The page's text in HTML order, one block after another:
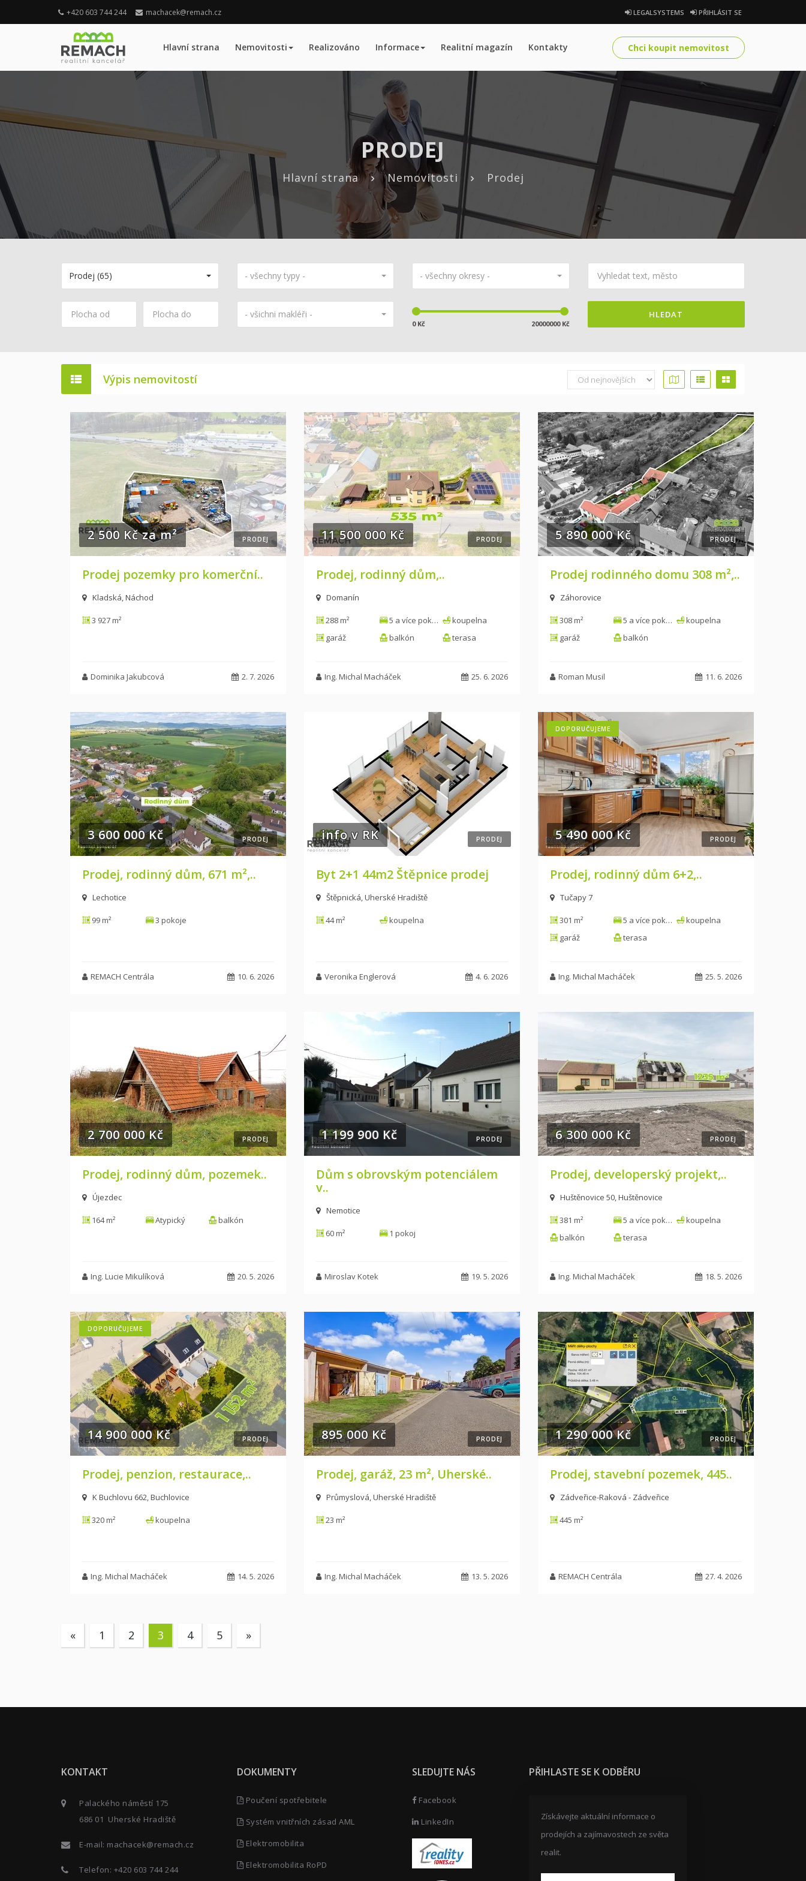
+420 603 744 244 machacek@remach.cz LEGALSYSTEMS PŘIHLÁSIT SE
Hlavní strana Nemovitosti Realizováno Informace Realitní magazín Kontakty Chci koupit nemovitost
PRODEJ
Hlavní strana Nemovitosti Prodej
Prodej (65) - všechny typy - - všechny okresy -
- všichni makléři -
0 Kč 20000000 Kč
HLEDAT
Výpis nemovitostí
PRODEJ
2 500 Kč za m²
Prodej pozemky pro komerční..
Kladská, Náchod
3 927 m²
Dominika Jakubcová 2. 7. 2026
PRODEJ
11 500 000 Kč
Prodej, rodinný dům,..
Domanín
288 m² 5 a více pokojů
koupelna
garáž
balkón terasa
Ing. Michal Macháček 25. 6. 2026
PRODEJ
5 890 000 Kč
Prodej rodinného domu 308 m²,..
Záhorovice
308 m² 5 a více pokojů
koupelna
garáž
balkón
Roman Musil 11. 6. 2026
PRODEJ
3 600 000 Kč
Prodej, rodinný dům, 671 m²,..
Lechotice
99 m² 3 pokoje
REMACH Centrála 10. 6. 2026
PRODEJ
info v RK
Byt 2+1 44m2 Štěpnice prodej
Štěpnická, Uherské Hradiště
44 m² koupelna
Veronika Englerová 4. 6. 2026
DOPORUČUJEME
PRODEJ
5 490 000 Kč
Prodej, rodinný dům 6+2,..
Tučapy 7
301 m² 5 a více pokojů
koupelna
garáž
terasa
Ing. Michal Macháček 25. 5. 2026
PRODEJ
2 700 000 Kč
Prodej, rodinný dům, pozemek..
Újezdec
164 m² Atypický balkón
Ing. Lucie Mikulíková 20. 5. 2026
PRODEJ
1 199 900 Kč
Dům s obrovským potenciálem
v..
Nemotice
60 m² 1 pokoj
Miroslav Kotek 19. 5. 2026
PRODEJ
6 300 000 Kč
Prodej, developerský projekt,..
Huštěnovice 50, Huštěnovice
381 m² 5 a více pokojů
koupelna
balkón
terasa
Ing. Michal Macháček 18. 5. 2026
DOPORUČUJEME
PRODEJ
14 900 000 Kč
Prodej, penzion, restaurace,..
K Buchlovu 662, Buchlovice
320 m² koupelna
Ing. Michal Macháček 14. 5. 2026
PRODEJ
895 000 Kč
Prodej, garáž, 23 m², Uherské..
Průmyslová, Uherské Hradiště
23 m²
Ing. Michal Macháček 13. 5. 2026
PRODEJ
1 290 000 Kč
Prodej, stavební pozemek, 445..
Zádveřice-Raková - Zádveřice
445 m²
REMACH Centrála 27. 4. 2026
« 1 2 3 4 5 »
KONTAKT
Palackého náměstí 175
686 01 Uherské Hradiště
E-mail: machacek@remach.cz
Telefon: +420 603 744 244
DOKUMENTY
Poučení spotřebitele
Systém vnitřních zásad AML
Elektromobilita
Elektromobilita RoPD
SLEDUJTE NÁS
Facebook
LinkedIn
PŘIHLASTE SE K ODBĚRU
Získávejte aktuální informace o
prodejích a zajímavostech ze světa
realit.